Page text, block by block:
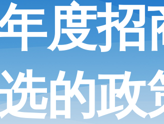
度招
的政